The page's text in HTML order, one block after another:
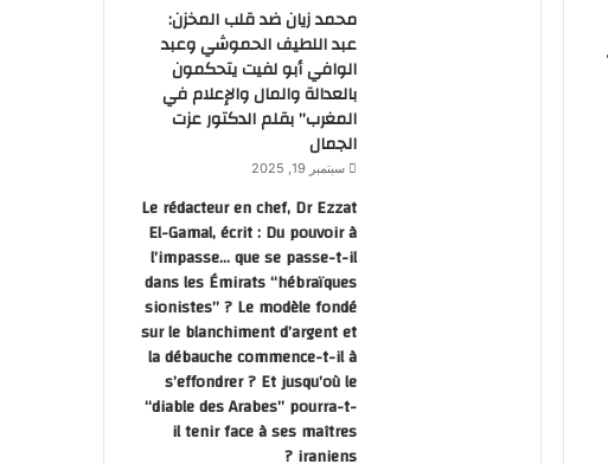
محمد زيان ضد قلب المخزن:
عبد اللطيف الحموشي وعبد
الوافي أبو لفيت يتحكمون
بالعدالة والمال والإعلام في
المغرب” بقلم الدكتور عزت
الجمال
سبتمبر 19, 2025
Le rédacteur en chef, Dr Ezzat
El-Gamal, écrit : Du pouvoir à
l’impasse… que se passe-t-il
dans les Émirats “hébraïques
sionistes” ? Le modèle fondé
sur le blanchiment d’argent et
la débauche commence-t-il à
s’effondrer ? Et jusqu’où le
“diable des Arabes” pourra-t-
il tenir face à ses maîtres
iraniens ?